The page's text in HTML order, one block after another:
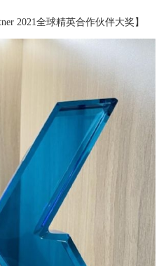
2021全球精英合作伙伴大奖】